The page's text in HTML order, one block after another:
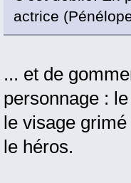
actrice
... et de
personnage :
le visage
le héros.